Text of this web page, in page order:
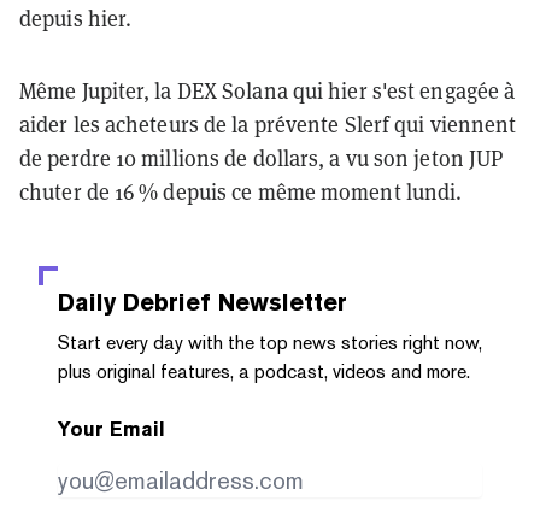
depuis hier.
Même Jupiter, la DEX Solana qui hier s'est engagée à
aider les acheteurs de la prévente Slerf qui viennent
de perdre 10 millions de dollars, a vu son jeton JUP
chuter de 16 % depuis ce même moment lundi.
Daily Debrief Newsletter
Start every day with the top news stories right now,
plus original features, a podcast, videos and more.
Your Email